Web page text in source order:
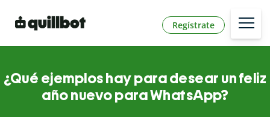
Regístrate
¿Qué ejemplos hay para desear un feliz
año nuevo para WhatsApp?